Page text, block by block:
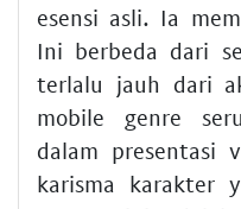
esensi asli. Ia
Ini berbeda dari
terlalu jauh dari
mobile genre
dalam presentasi
karisma karakter